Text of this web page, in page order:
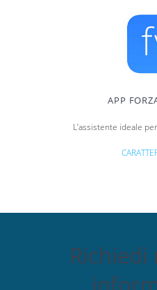
APP
L’assistente ideale
Richiedi